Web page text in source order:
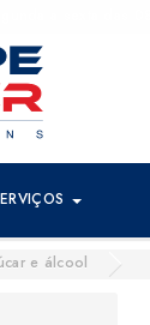
e álcool